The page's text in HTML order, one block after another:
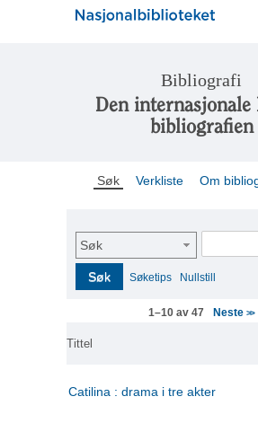
Bibliografi
Den internasjonale
bibliografien
Søk Verkliste Om
Søk
Søk Søketips Nullstill
1–10 av 47 Neste>>
Tittel
Catilina : drama i tre akter